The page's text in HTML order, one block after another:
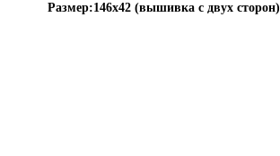
Размер:146х42 (вышивка с двух сторон)